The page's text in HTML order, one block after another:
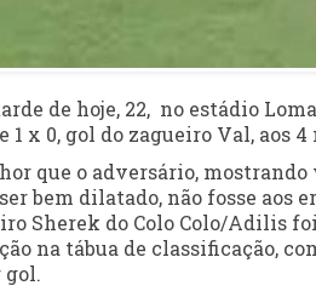
de hoje, 22, no estádio
1 x 0, gol do zagueiro Val, aos
que o adversário, mostrando
bem dilatado, não fosse aos
Sherek do Colo Colo/Adilis
na tábua de classificação,